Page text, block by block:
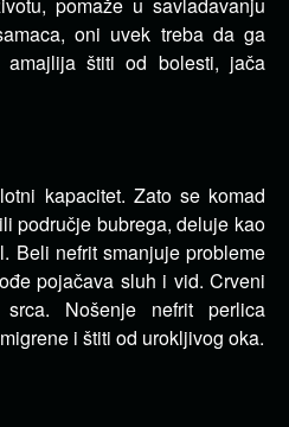
oni uvek treba da ga
štiti od bolesti, jača
kapacitet. Zato se komad
područje bubrega, deluje kao
Beli nefrit smanjuje probleme
pojačava sluh i vid. Crveni
Nošenje nefrit perlica
i štiti od urokljivog oka.